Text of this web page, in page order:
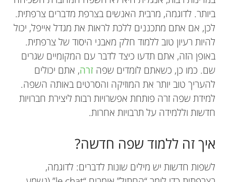
ביותר. לדוגמה, מרבית האנשים בצרפת מדברים צרפתית.
לכן, אם אתם מתכננים ללכת לראות את מגדל אייפל, יכול
להיות רעיון טוב ללמוד חלק מאבני היסוד של צרפתית.
באופן הזה, אתם תדעו כיצד לדבר עם המקומיים שגרים
שם. כמו כן, כשאתם לומדים שפה זרה, אתם יכולים
להעריך טוב יותר את המוזיקה והסרטים באותה השפה.
למידת שפה זרה פותחת אפשרויות רבות ליצירת חברויות
חדשות וללמידה על תרבויות אחרות.
איך זה ללמוד שפה חדשה?
לשפות חדשות יש מילים שונות לדברים: לדוגמה,